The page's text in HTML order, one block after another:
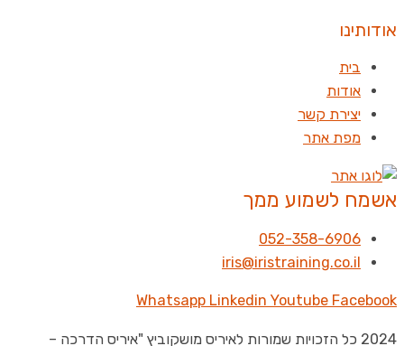
אודותינו
בית
אודות
יצירת קשר
מפת אתר
אשמח לשמוע ממך
052-358-6906
iris@iristraining.co.il
Whatsapp Linkedin Youtube Facebook
2024 כל הזכויות שמורות לאיריס מושקוביץ "איריס הדרכה –